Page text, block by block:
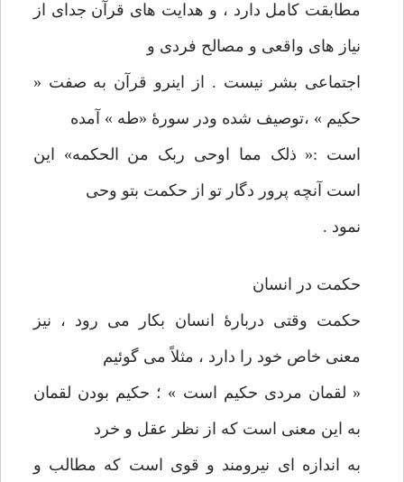
مطابقت کامل دارد ، و هدایت های قرآن جدای از
نیاز های واقعی و مصالح فردی و
اجتماعی بشر نیست . از اینرو قرآن به صفت «
حکیم » ،توصیف شده ودر سورۀ «طه » آمده
است :« ذلک مما اوحی ربک من الحکمه» این
است آنچه پرور دگار تو از حکمت بتو وحی
نمود .
حکمت در انسان
حکمت وقتی دربارۀ انسان بکار می رود ، نیز
معنی خاص خود را دارد ، مثلاً می گوئیم
« لقمان مردی حکیم است » ؛ حکیم بودن لقمان
به این معنی است که از نظر عقل و خرد
به اندازه ای نیرومند و قوی است که مطالب و